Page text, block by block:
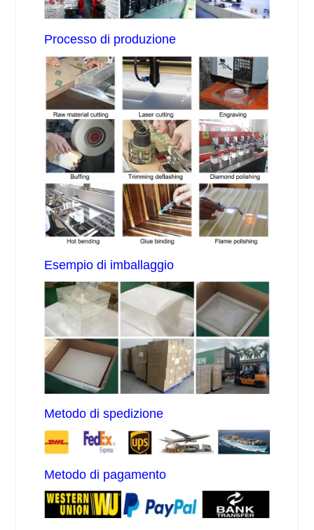
Processo di produzione
Esempio di imballaggio
Metodo di spedizione
Metodo di pagamento